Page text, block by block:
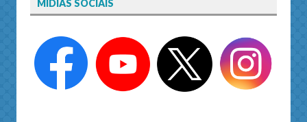
MÍDIAS SOCIAIS